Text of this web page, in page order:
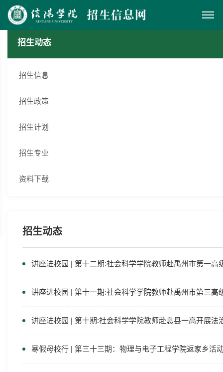
招生动态
招生信息
招生政策
招生计划
招生专业
资料下载
招生动态
讲座进校园 | 第十二期:社会科学学院教师赴禹州市第一高
讲座进校园 | 第十一期:社会科学学院教师赴禹州市第三高
讲座进校园 | 第十期:社会科学学院教师赴息县一高开展法
寒假母校行 | 第三十三期：物理与电子工程学院返家乡活